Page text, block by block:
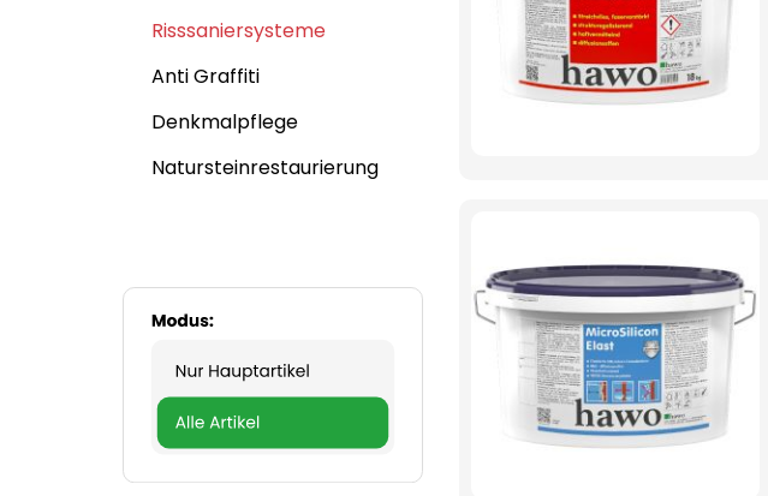
Risssaniersysteme
Anti Graffiti
Denkmalpflege
Natursteinrestaurierung